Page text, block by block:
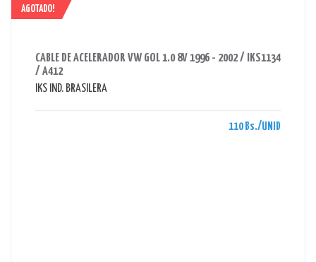
AGOTADO!
CABLE DE ACELERADOR VW GOL 1.0 8V 1996 - 2002 / IKS1134
/ A412
IKS IND. BRASILERA
110 Bs./UNID